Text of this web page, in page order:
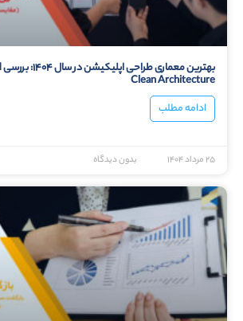
Clean Architecture
ادامه مطلب
۲۵ مرداد ۱۴۰۴ بدون دیدگاه